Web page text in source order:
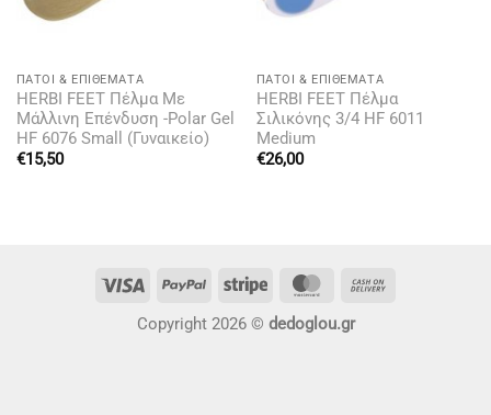
ΠΆΤΟΙ & ΕΠΙΘΈΜΑΤΑ
HERBI FEET Πέλμα Με
Μάλλινη Επένδυση -Polar Gel
HF 6076 Small (Γυναικείο)
€15,50
ΠΆΤΟΙ & ΕΠΙΘΈΜΑΤΑ
HERBI FEET Πέλμα
Σιλικόνης 3/4 HF 6011
Medium
€26,00
Visa PayPal Stripe MasterCard
Copyright 2026 © dedoglou.gr